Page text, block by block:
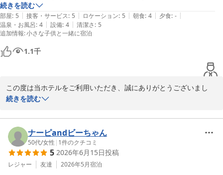
2026-05-24
また、ホテル全体の空間や設備、ご朝食につきましてもご満足いた
だけたご様子を嬉しく拝読いたしました。
特にスタッフへの温かいお言葉は、私どもにとって何よりの励みで
ございます。
「忘れられない最高の体験」とのお言葉を胸に、これからも皆様の
心に残るご滞在をご提供できますよう、より一層努めてまいりま
またお迎えできます日を、心より楽しみにお待ちしております。
ＰＧＭホテルリゾート沖縄（２０２６年４月２５日 先行営業開
始）
2026-05-24
でしたが、最高のホテルでした♪
◆部屋
デラックスツインルームで1番スタンダードの部屋だったと思います
が、センター棟の真ん中の7階の部屋を用意して頂き、眺望も海ゴルフ
場プールが綺麗に見えました！ベランダに何度も出て眺めてました！部
◆接客・サービス
皆さん子どもにたくさん声をかけて頂き、ご迷惑お掛けするかもと少し
き届いていました！
◆ロケーション
居酒屋の送迎を利用したり周辺でも楽しめました！恩納村は静かで海が
近くお気に入りです。
続きを読む
部屋: 5 | 接客・サービス: 5 | ロケーション: 5 | 朝食: 4 | 夕食: - |
温泉・お風呂: 4 | 設備: 4 | 清潔さ: 5
追加情報:小さな子供と一緒に宿泊
1.1千
この度は当ホテルをご利用いただき、誠にありがとうございまし
た。
と、厚く御礼申し上げます。
ご滞在全体を通じて、特別なお時間をお過ごしいただけたご様子を
拝読し、大変嬉しく存じます。
続きを読む
ナーピandビーちゃん
50代/女性 | 1件のクチコミ
5 2026年6月15日投稿
レジャー 友達 2026年5月宿泊